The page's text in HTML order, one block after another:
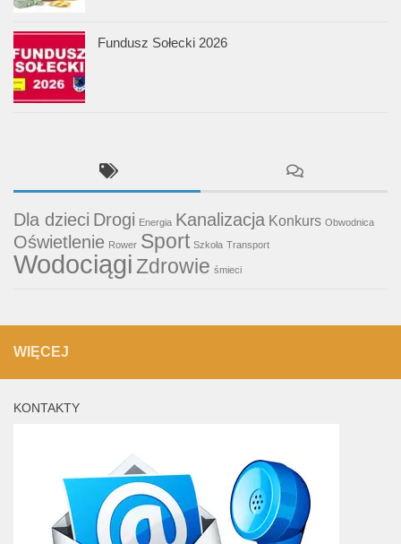
Fundusz Sołecki 2026
Dla dzieci Drogi Energia Kanalizacja Konkurs Obwodnica
Oświetlenie Rower Sport Szkoła Transport
WodociągiZdrowie śmieci
WIĘCEJ
KONTAKTY